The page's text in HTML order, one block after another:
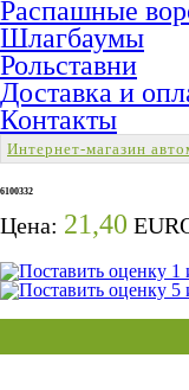
Распашные
Шлагбаумы
Рольставни
Доставка и
Контакты
Интернет-магазин
6100332
Цена: 21,40